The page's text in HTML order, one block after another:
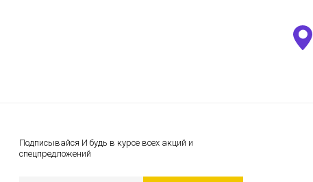
Подписывайся И будь в курсе всех акций и
спецпредложений